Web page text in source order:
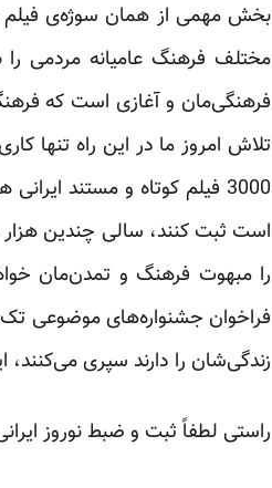
‏بخش مهمی از همان سوژه‌ی فیلم
مختلف فرهنگ عامیانه مردمی
فرهنگی‌مان و آغازی است که
تلاش امروز ما در این راه تنها
است ثبت کنند، سالی چندین هزار
را مبهوت فرهنگ و تمدن‌مان
فراخوان جشنواره‌های موضوعی
زندگی‌شان را دارند ‏سپری می‌کنند،
راستی لطفاً ثبت و ضبط نوروز